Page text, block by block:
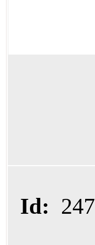
Id: 247